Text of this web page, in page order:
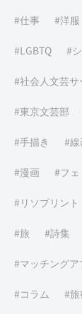
仕事 洋服
LGBTQ
社会人文芸
東京文芸部
手描き 線
漫画 フ
リソプリント
旅 詩集
マッチングア
コラム